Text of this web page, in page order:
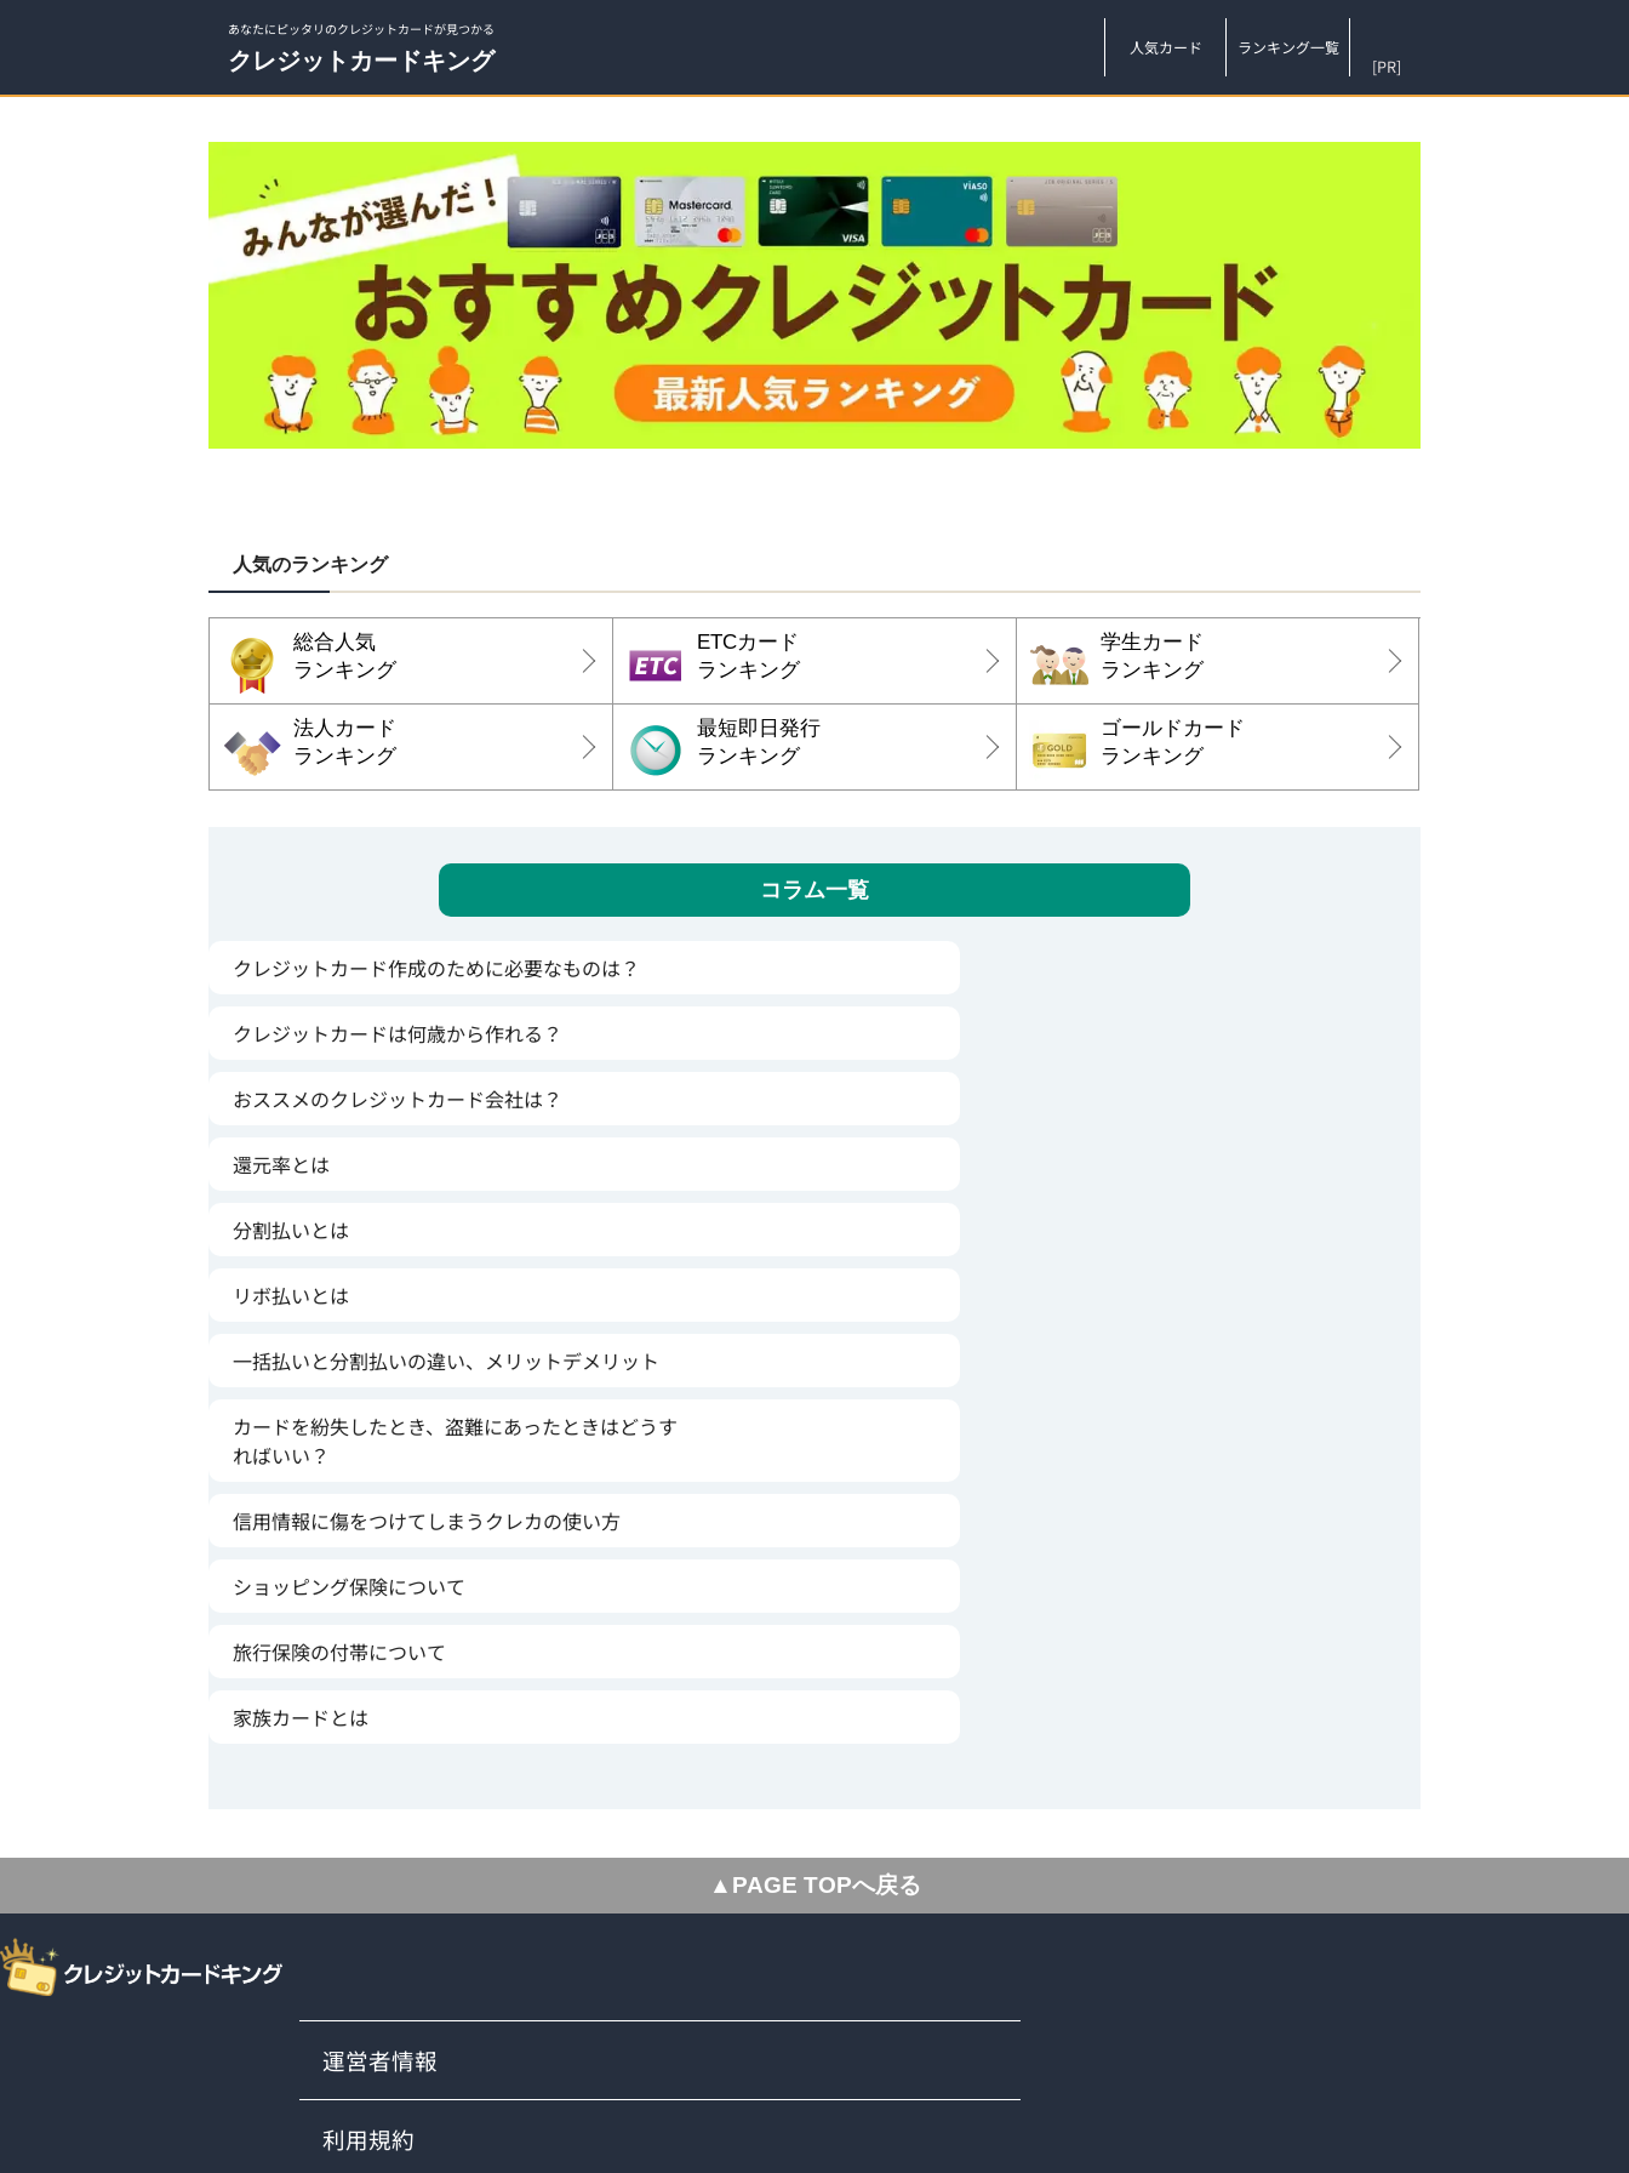
あなたにピッタリのクレジットカードが見つかる
クレジットカードキング 人気カード ランキング一覧
[PR]
人気のランキング
総合人気
ランキング
ETCカード
ランキング
学生カード
ランキング
法人カード
ランキング
最短即日発行
ランキング
ゴールドカード
ランキング
コラム一覧
クレジットカード作成のために必要なものは？
クレジットカードは何歳から作れる？
おススメのクレジットカード会社は？
還元率とは
分割払いとは
リボ払いとは
一括払いと分割払いの違い、メリットデメリット
カードを紛失したとき、盗難にあったときはどうす
ればいい？
信用情報に傷をつけてしまうクレカの使い方
ショッピング保険について
旅行保険の付帯について
家族カードとは
▲PAGE TOPへ戻る
運営者情報
利用規約